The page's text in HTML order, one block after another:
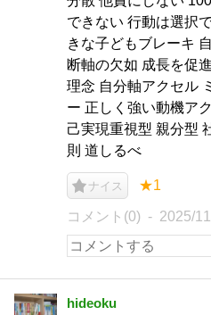
できない 行動は選択
きな子どもブレーキ
断軸の欠如 成長を促
理念 自分軸アクセル
ー 正しく強い動機ア
己実現重視型 親分型
則 道しるべ
ナイス ★1
コメント(0) 2025/
hideoku